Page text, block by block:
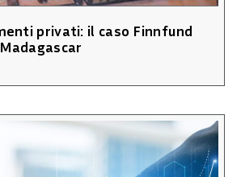
privati: il caso Finnfund